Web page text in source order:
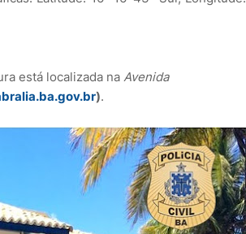
está localizada na Avenida
).